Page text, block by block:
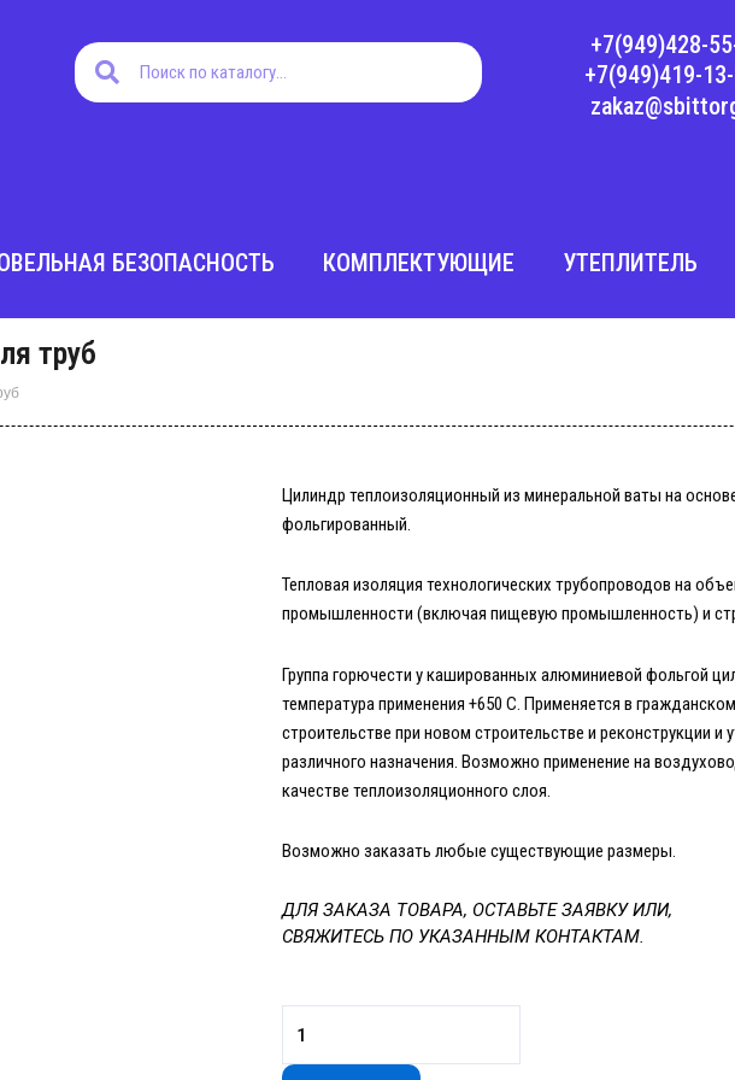
Поиск
+7(949)428-
+7(949)419-
БЕЗОПАСНОСТЬ КОМПЛЕКТУЮЩИЕ УТЕПЛИТЕЛЬ
труб
Цилиндр теплоизоляционный из минеральной ваты на
фольгированный.
Тепловая изоляция технологических трубопроводов на
промышленности (включая пищевую промышленность) и
Группа горючести у кашированных алюминиевой фольгой
температура применения +650 С. Применяется в
строительстве при новом строительстве и реконструкции и
различного назначения. Возможно применение на
качестве теплоизоляционного слоя.
Возможно заказать любые существующие размеры.
ДЛЯ ЗАКАЗА ТОВАРА, ОСТАВЬТЕ ЗАЯВКУ ИЛИ,
СВЯЖИТЕСЬ ПО УКАЗАННЫМ КОНТАКТАМ.
товара